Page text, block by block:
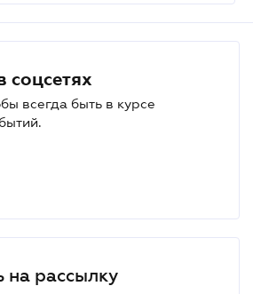
соцсетях
всегда быть в курсе
на рассылку